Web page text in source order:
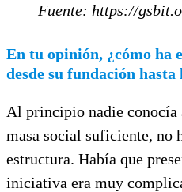
Fuente: https://
En tu opinión, ¿cómo ha
desde su fundación hasta
Al principio nadie conocía
masa social suficiente, no
estructura. Había que
iniciativa era muy